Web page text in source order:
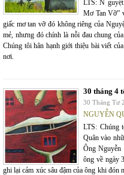
LTS: N
Mơ Tan Vỡ”
giấc mơ tan vỡ đó không riêng của
mẻ, nhưng đó chính là nỗi đau chung
Chúng tôi hân hạnh giới thiệu bài viết
nơi.
30 tháng 4
30 Tháng Tư
NGUYỄN
LTS: Chúng
Quân vào
Ông Nguyễn
ông về ngày
ghi lại cảm xúc sâu đậm của ông khi